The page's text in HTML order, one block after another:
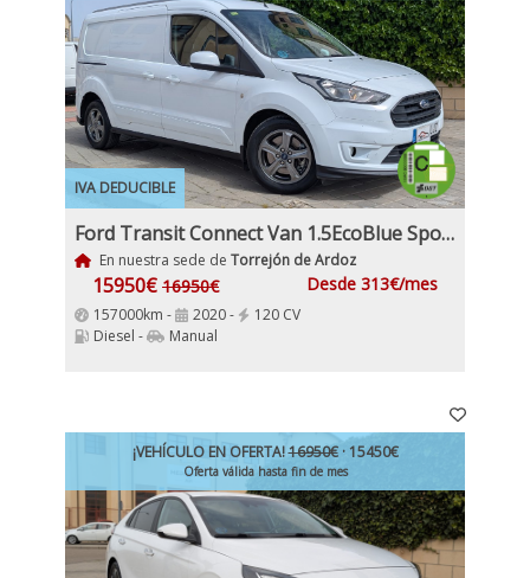
IVA DEDUCIBLE
Ford Transit Connect Van 1.5EcoBlue Sport 210 S&S 120Cv L2 Etiqueta C IVA y Garantía Incl
En nuestra sede de Torrejón de Ardoz
15950€ 16950€ Desde 313€/mes
157000km - 2020 -
120 CV
Diesel -
Manual
¡VEHÍCULO EN OFERTA!16950€· 15450€
Oferta válida hasta fin de mes